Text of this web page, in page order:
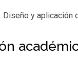
Diseño y aplicación